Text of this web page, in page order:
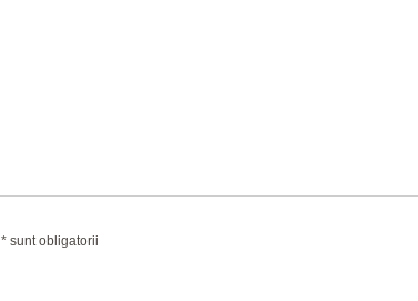
* sunt obligatorii